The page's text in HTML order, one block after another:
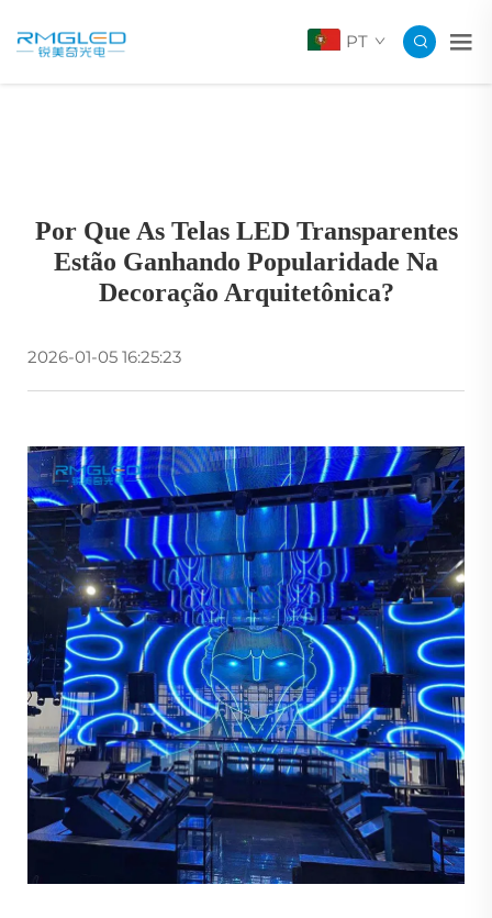
PT
Por Que As Telas LED Transparentes
Estão Ganhando Popularidade Na
Decoração Arquitetônica?
2026-01-05 16:25:23